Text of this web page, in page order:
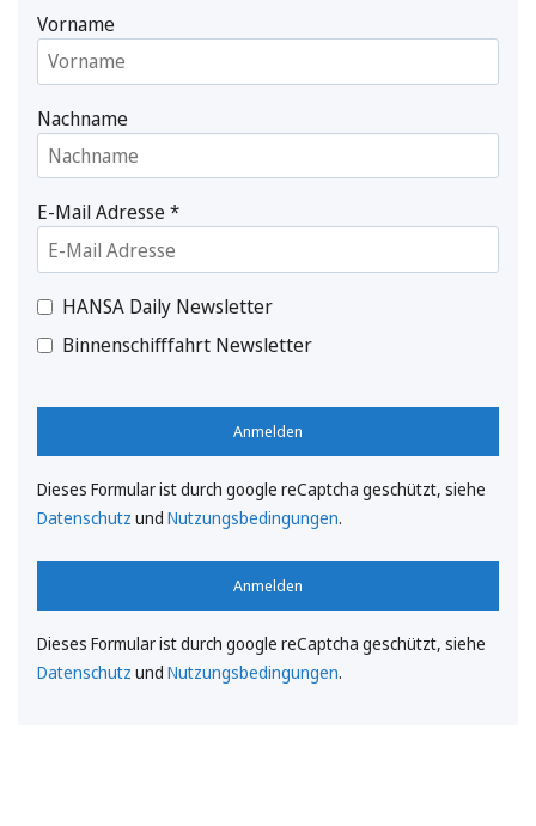
Vorname
Nachname
E-Mail Adresse*
HANSA Daily Newsletter
Binnenschifffahrt Newsletter
Anmelden
Dieses Formular ist durch google reCaptcha geschützt, siehe
Datenschutz und Nutzungsbedingungen.
Anmelden
Dieses Formular ist durch google reCaptcha geschützt, siehe
Datenschutz und Nutzungsbedingungen.